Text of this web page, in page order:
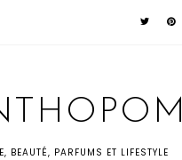
BEAUTÉ, PARFUMS ET LIFESTYLE